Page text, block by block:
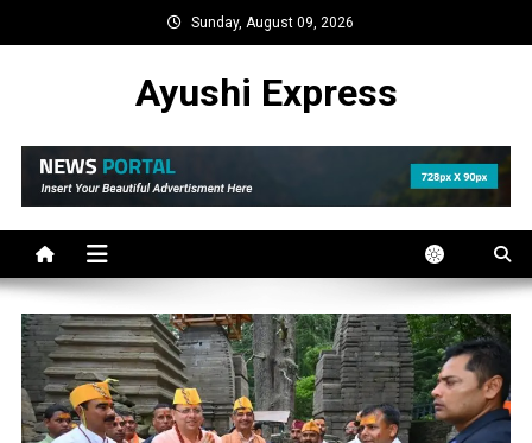
to
Sunday, August 09, 2026
Ayushi Express